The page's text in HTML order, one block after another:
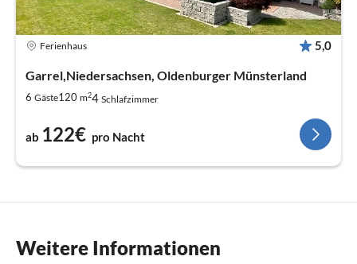
Ferienhaus 5,0
Garrel,Niedersachsen, Oldenburger Münsterland
6 Gäste120 m24 Schlafzimmer
ab 122€ pro Nacht
Weitere Informationen